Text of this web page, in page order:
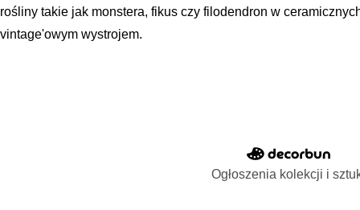
rośliny takie jak monstera, fikus czy filodendron w
vintage'owym wystrojem.
Ogłoszenia kolekcji i